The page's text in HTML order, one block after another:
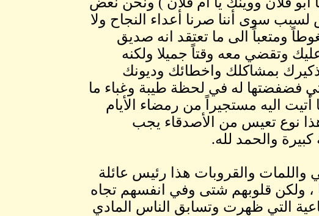
سوى أننا صرنا أعداء النجاح ولا
ومتعباً الى ما تعتقد انه صديق
وتقضي معه وقتاً جميلا ولكنه
بمشاكلك واخطائك وديونك
فضفضتها له في لحظة طيبة وغباء ما
اليه مستجيراً من رمضاء الأيام
نوع تعيس من الأصدقاء يجب
والحمد لله.
واللمات والقروبات هذا رئيس عائلة
، ولكن قلوبهم شتى وفي انفسهم تجاه
التي ظهرت وتسابق الناس المادي